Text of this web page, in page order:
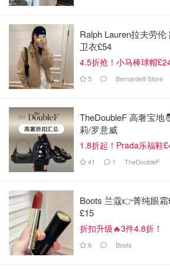
重要，但安全更重要！特别是今年这
巨浪’，预计会在长周末后期和下周初
务必打起十二分精神，保护好自己和家
他解释说：“这波大浪可不是闹着玩的
更快，分分钟能把人卷走！”
库森斯也理解大家想去海边浪的心情
“如果可以的话，尽量去有救生员的海
人爱去‘野海滩’，那请你务必加倍小心
Ralph Lauren拉夫劳
卫衣£54
4.5折抢！小马棒球帽
5 Bernardelli Store
TheDoubleF 高奢宝地
莉/罗意威
1.8折起！Prada乐福鞋
41 1 TheDoubleF
Boots 兰蔻👉菁纯眼霜
£15
折扣升级🔥3件4.8折！
6 Boots